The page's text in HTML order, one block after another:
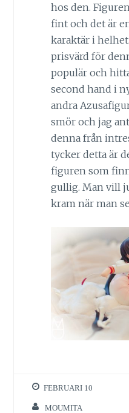
hos den.
fint och det är
karaktär i
prisvärd för
populär och
second hand i
andra
smör och jag
denna från
tycker detta är
figuren som
gullig. Man vill
kram när man
FEBRUARI 10
MOUMITA